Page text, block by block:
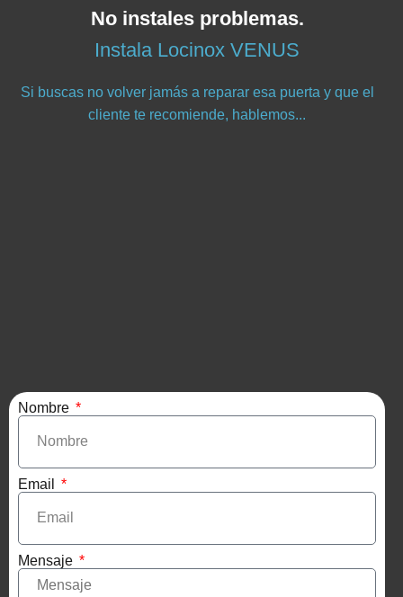
No instales problemas.
Instala Locinox VENUS
Si buscas no volver jamás a reparar esa puerta y que el
cliente te recomiende, hablemos...
Nombre
Email
Mensaje